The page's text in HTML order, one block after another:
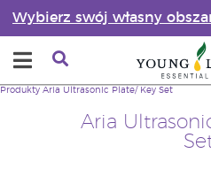
Wybierz swój własny
Aria
Produkty Aria Ultrasonic Plate/ Key Set